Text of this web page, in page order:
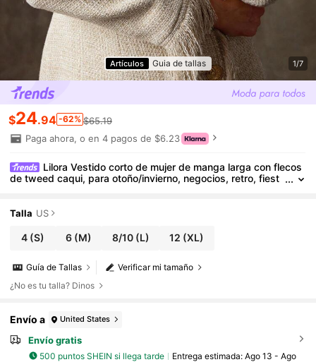
Artículos Guia de tallas 1/7
$24.94 -62% $65.19
Paga ahora, o en 4 pagos de $6.23
Lilora Vestido corto de mujer de manga larga con flecos
de tweed caqui, para otoño/invierno, negocios, retro, fiest
as, cita nocturna, reunión, minimalismo, cumpleaños, evento for
mpras, ropa de calle, salir, sexy, vintage, ropa de calle, bohemi
o, formal, estilo de los 2000, casual, hippie, retro, estilo de dine
Talla US
4 (S) 6 (M) 8/10(L) 12 (XL)
Verificar mi tamaño
Guía de Tallas
¿No es tu talla? Dinos
Envío a United States
Envío gratis
500 puntos SHEIN si llega tarde Entrega estimada: Ago 13 - Ago